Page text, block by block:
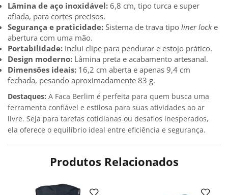
Lâmina de aço inoxidável: 6,8 cm, tipo turca e super
afiada, para cortes precisos.
Segurança e praticidade: Sistema de trava tipo liner locke
abertura com uma mão.
Portabilidade: Inclui clipe para pendurar e estojo prático.
Design moderno: Lâmina preta e acabamento artesanal.
Dimensões ideais: 16,2 cm aberta e apenas 9,4 cm
fechada, pesando aproximadamente 83 g.
Destaques: A Faca Berlim é perfeita para quem busca uma
ferramenta confiável e estilosa para suas atividades ao ar
livre. Seja para tarefas cotidianas ou desafios inesperados,
ela oferece o equilíbrio ideal entre eficiência e segurança.
Produtos Relacionados